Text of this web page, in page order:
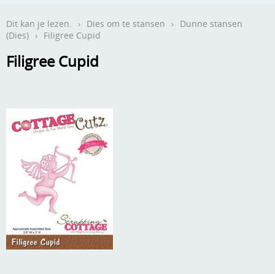
Contact
Webwinkel
Aanbiedingen
Boeken en magazines
Dies om te stansen
DVD-CD
Embossen
Verzend - en verpakkingsk
Mijn account
Info
Anders creatief
Dit kan je lezen. › Dies om te stansen › Dunne stansen
(Dies) › Filigree Cupid
Filigree Cupid